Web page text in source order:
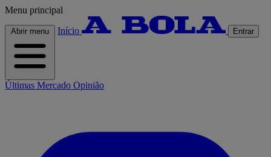
Menu principal
Abrir menu Início Entrar
Últimas Mercado Opinião